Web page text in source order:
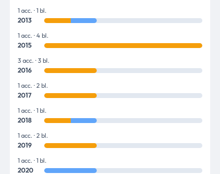
1 acc. · 1 bl.
2013
1 acc. · 4 bl.
2015
3 acc. · 3 bl.
2016
1 acc. · 2 bl.
2017
1 acc. · 1 bl.
2018
1 acc. · 2 bl.
2019
1 acc. · 1 bl.
2020